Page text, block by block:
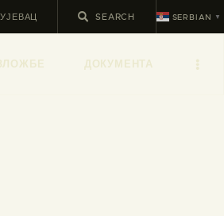
SERBIAN ▼
ДОКУМЕНТА